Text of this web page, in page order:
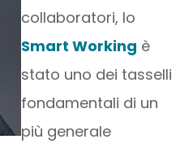
collaboratori, lo
Smart Working è
stato uno dei tasselli
fondamentali di un
più generale